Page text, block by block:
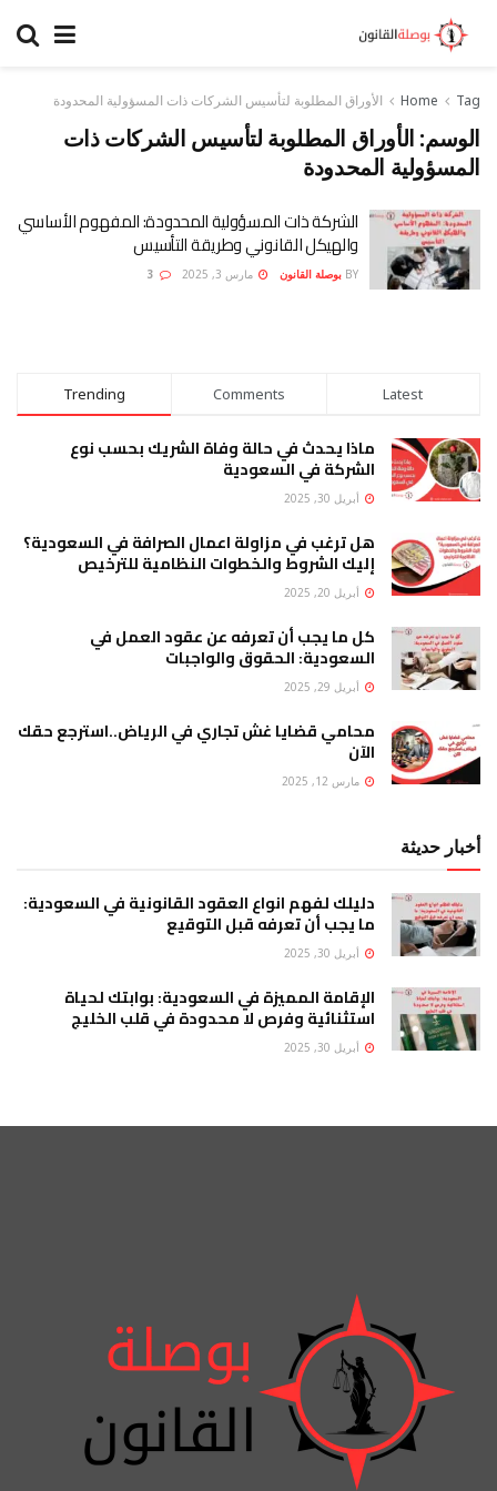
Home Tag الأوراق المطلوبة لتأسيس الشركات ذات المسؤولية المحدودة
الوسم: الأوراق المطلوبة لتأسيس الشركات ذات
المسؤولية المحدودة
الشركة ذات المسؤولية المحدودة: المفهوم الأساسي
والهيكل القانوني وطريقة التأسيس
BY بوصلة القانون مارس 3, 2025
Trending Comments Latest
ماذا يحدث في حالة وفاة الشريك بحسب نوع
الشركة في السعودية
أبريل 30, 2025
هل ترغب في مزاولة اعمال الصرافة في السعودية؟
إليك الشروط والخطوات النظامية للترخيص
أبريل 20, 2025
كل ما يجب أن تعرفه عن عقود العمل في
السعودية: الحقوق والواجبات
أبريل 29, 2025
محامي قضايا غش تجاري في الرياض..استرجع حقك
الآن
مارس 12, 2025
أخبار حديثة
دليلك لفهم انواع العقود القانونية في السعودية:
ما يجب أن تعرفه قبل التوقيع
أبريل 30, 2025
الإقامة المميزة في السعودية: بوابتك لحياة
استثنائية وفرص لا محدودة في قلب الخليج
أبريل 30, 2025